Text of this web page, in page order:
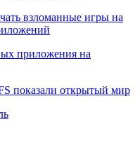
взломанные игры на
приложения на
показали открытый мир